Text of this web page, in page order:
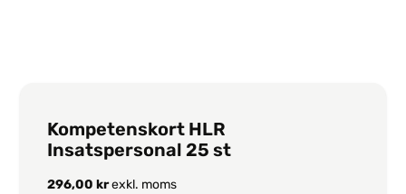
Kompetenskort HLR
Insatspersonal 25 st
296,00krexkl. moms